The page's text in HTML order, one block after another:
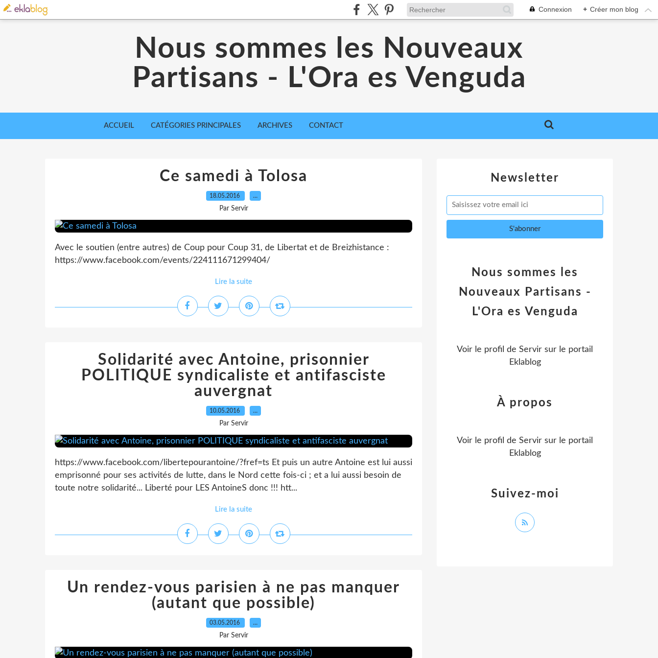
Connexion + Créer mon blog
Nous sommes les Nouveaux
Partisans - L'Ora es Venguda
ACCUEIL CATÉGORIES PRINCIPALES ARCHIVES CONTACT
Ce samedi à Tolosa
18.05.2016 …
Par Servir
Avec le soutien (entre autres) de Coup pour Coup 31, de Libertat et de Breizhistance :
https://www.facebook.com/events/224111671299404/
Lire la suite
Solidarité avec Antoine, prisonnier
POLITIQUE syndicaliste et antifasciste
auvergnat
10.05.2016 …
Par Servir
https://www.facebook.com/libertepourantoine/?fref=ts Et puis un autre Antoine est lui aussi
emprisonné pour ses activités de lutte, dans le Nord cette fois-ci ; et a lui aussi besoin de
toute notre solidarité... Liberté pour LES AntoineS donc !!! htt...
Lire la suite
Un rendez-vous parisien à ne pas manquer
(autant que possible)
03.05.2016 …
Par Servir
Newsletter
Nous sommes les
Nouveaux Partisans -
L'Ora es Venguda
Voir le profil de Servir sur le portail
Eklablog
Suivez-moi
À propos
Voir le profil de Servir sur le portail
Eklablog